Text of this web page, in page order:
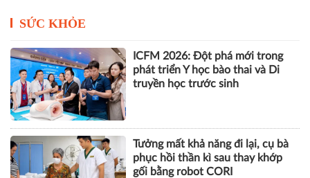
SỨC KHỎE
ICFM 2026: Đột phá mới trong
phát triển Y học bào thai và Di
truyền học trước sinh
Tưởng mất khả năng đi lại, cụ bà
phục hồi thần kì sau thay khớp
gối bằng robot CORI